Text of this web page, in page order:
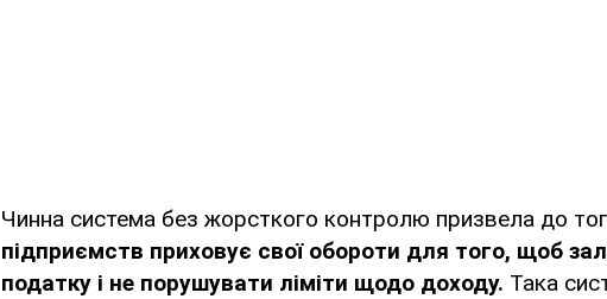
Чинна система без жорсткого контролю призвела до
підприємств приховує свої обороти для того, щоб
податку і не порушувати ліміти щодо доходу. Така